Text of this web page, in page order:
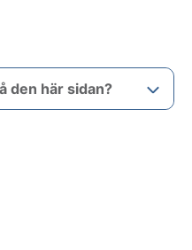
den här sidan?